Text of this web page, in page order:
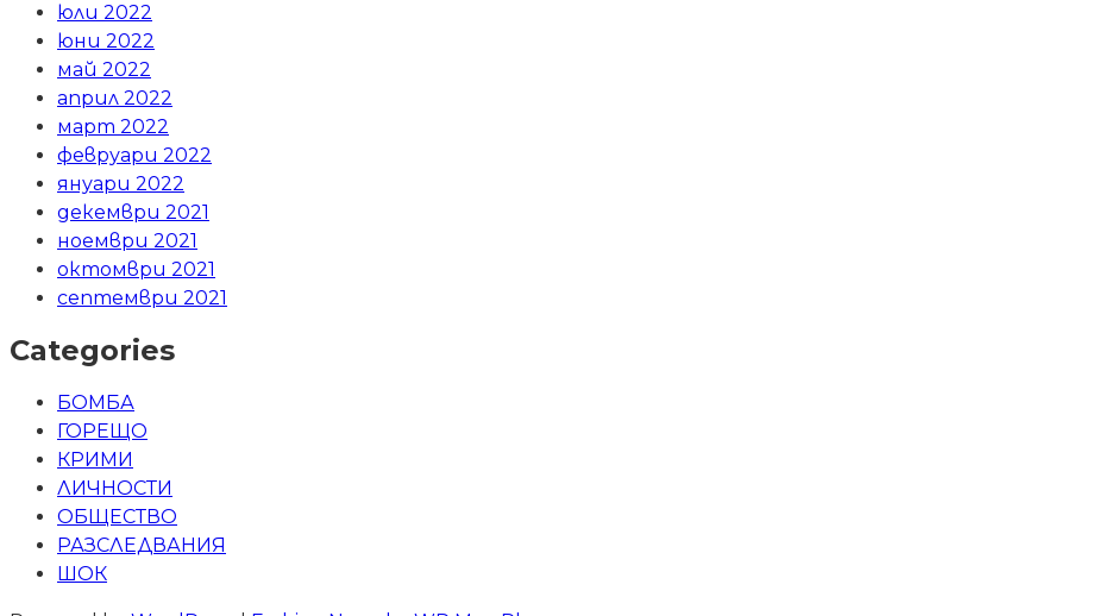
юли 2022
юни 2022
май 2022
април 2022
март 2022
февруари 2022
януари 2022
декември 2021
ноември 2021
октомври 2021
септември 2021
Categories
БОМБА
ГОРЕЩО
КРИМИ
ЛИЧНОСТИ
ОБЩЕСТВО
РАЗСЛЕДВАНИЯ
ШОК